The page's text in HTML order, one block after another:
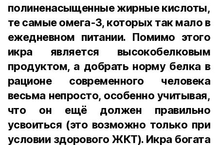
полиненасыщенные жирные кислоты,
те самые омега-3, которых так мало в
ежедневном питании. Помимо этого
икра является высокобелковым
продуктом, а добрать норму белка в
рационе современного человека
весьма непросто, особенно учитывая,
что он ещё должен правильно
усвоиться (это возможно только при
условии здорового ЖКТ). Икра богата